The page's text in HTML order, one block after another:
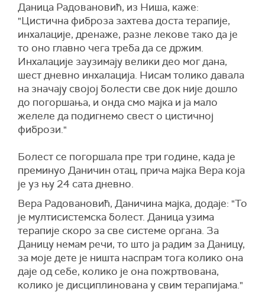
Даница Радовановић, из Ниша, каже:
"Цистична фиброза захтева доста терапије,
инхалације, дренаже, разне лекове тако да је
то оно главно чега треба да се држим.
Инхалације заузимају велики део мог дана,
шест дневно инхалација. Нисам толико давала
на значају својој болести све док није дошло
до погоршања, и онда смо мајка и ја мало
желеле да подигнемо свест о цистичној
фибрози."
Болест се погоршала пре три године, када је
преминуо Даничин отац, прича мајка Вера која
је уз њу 24 сата дневно.
Вера Радовановић, Даничина мајка, додаје: "То
је мултисистемска болест. Даница узима
терапије скоро за све системе органа. За
Даницу немам речи, то што ја радим за Даницу,
за моје дете је ништа наспрам тога колико она
даје од себе, колико је она пожртвована,
колико је дисциплинована у свим терапијама."